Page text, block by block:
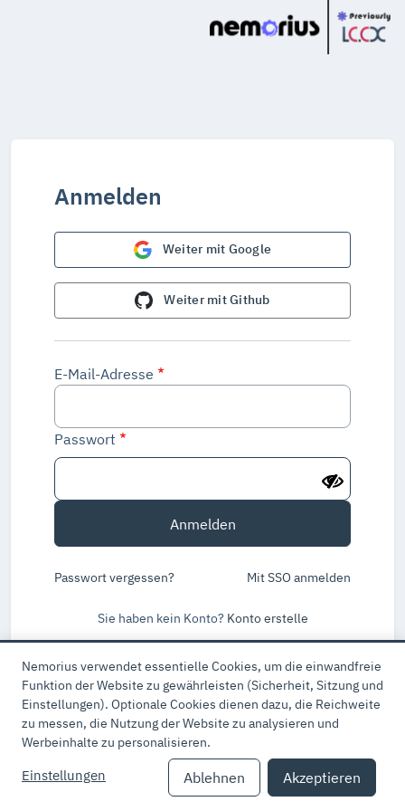
Anmelden
Weiter mit Google
Weiter mit Github
E-Mail-Adresse
Passwort
Passwort vergessen? Mit SSO anmelden
Sie haben kein Konto? Konto erstelle
Cookie
time
!
Nemorius verwendet essentielle Cookies, um die einwandfreie
Funktion der Website zu gewährleisten (Sicherheit, Sitzung und
Einstellungen). Optionale Cookies dienen dazu, die Reichweite
zu messen, die Nutzung der Website zu analysieren und
Werbeinhalte zu personalisieren.
Einstellungen Ablehnen Akzeptieren